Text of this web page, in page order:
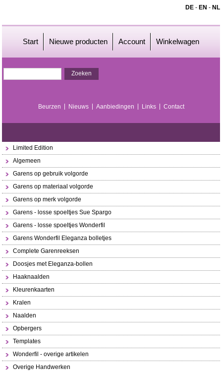
DE- EN - NL
Start Nieuwe producten Account Winkelwagen
Beurzen Nieuws Aanbiedingen Links Contact
Limited Edition
Algemeen
Garens op gebruik volgorde
Garens op materiaal volgorde
Garens op merk volgorde
Garens - losse spoeltjes Sue Spargo
Garens - losse spoeltjes Wonderfil
Garens Wonderfil Eleganza bolletjes
Complete Garenreeksen
Doosjes met Eleganza-bollen
Haaknaalden
Kleurenkaarten
Kralen
Naalden
Opbergers
Templates
Wonderfil - overige artikelen
Overige Handwerken